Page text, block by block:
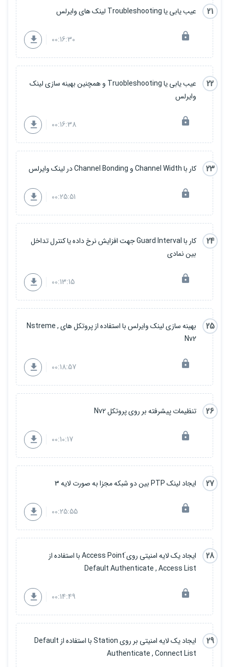
21 عیب یابی یا Troubleshooting لینک های وایرلس
00:16:30
22
عیب یابی یا Truobleshooting و همچنین بهینه سازی لینک
وایرلس
00:16:38
23 کار با Channel Width و Channel Bonding در لینک وایرلس
00:25:51
24
کار با Guard Interval جهت افزایش نرخ داده یا کنترل تداخل
بین نمادی
00:13:15
25
بهینه سازی لینک وایرلس با استفاده از پروتکل های Nstreme ,
Nv2
00:18:57
26 تنظیمات پیشرفته بر روی پروتکل Nv2
00:10:17
27 ایجاد لینک PTP بین دو شبکه مجزا به صورت لایه 3
00:25:55
28
ایجاد یک لایه امنیتی روی َAccess Point با استفاده از
Default Authenticate , Access List
00:14:49
29
ایجاد یک لایه امنیتی بر روی Station با استفاده از Default
Authenticate , Connect List